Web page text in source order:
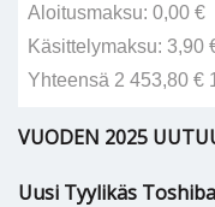
Aloitusmaksu: 0,00 €
Käsittelymaksu: 3,90
Yhteensä 2 453,80 €
VUODEN 2025
Uusi Tyylikäs